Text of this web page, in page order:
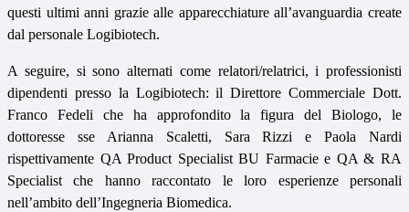
questi ultimi anni grazie alle apparecchiature all’avanguardia create
dal personale Logibiotech.
A seguire, si sono alternati come relatori/relatrici, i professionisti
dipendenti presso la Logibiotech: il Direttore Commerciale Dott.
Franco Fedeli che ha approfondito la figura del Biologo, le
dottoresse sse Arianna Scaletti, Sara Rizzi e Paola Nardi
rispettivamente QA Product Specialist BU Farmacie e QA & RA
Specialist che hanno raccontato le loro esperienze personali
nell’ambito dell’Ingegneria Biomedica.